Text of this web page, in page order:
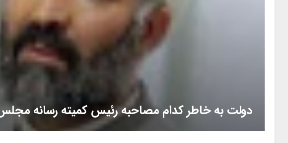
دولت به خاطر کدام مصاحبه رئیس کمیته رسانه